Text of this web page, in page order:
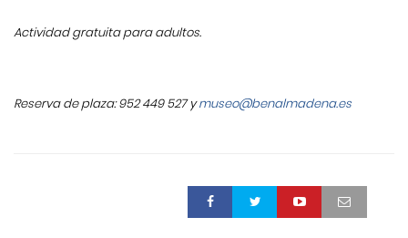
Actividad gratuita para adultos.
Reserva de plaza: 952 449 527 ymuseo@benalmadena.es